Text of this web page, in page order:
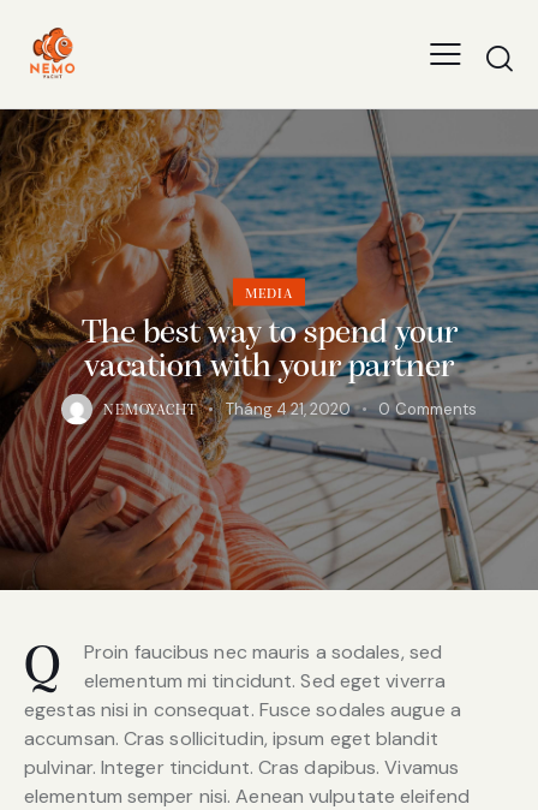
MEDIA
The best way to spend your
vacation with your partner
NEMOYACHT Tháng 4 21, 2020 0 Comments
Q
Proin faucibus nec mauris a sodales, sed
elementum mi tincidunt. Sed eget viverra
egestas nisi in consequat. Fusce sodales augue a
accumsan. Cras sollicitudin, ipsum eget blandit
pulvinar. Integer tincidunt. Cras dapibus. Vivamus
elementum semper nisi. Aenean vulputate eleifend